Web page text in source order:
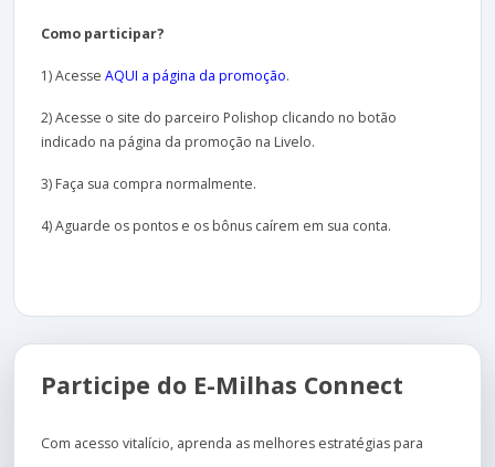
Como participar?
1) Acesse AQUI a página da promoção.
2) Acesse o site do parceiro Polishop clicando no botão
indicado na página da promoção na Livelo.
3) Faça sua compra normalmente.
4) Aguarde os pontos e os bônus caírem em sua conta.
Participe do E-Milhas Connect
Com acesso vitalício, aprenda as melhores estratégias para